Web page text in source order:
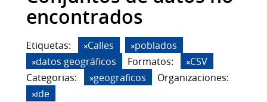
encontrados
Etiquetas: Calles
poblados
datos geográficos
Formatos:
CSV
Categorias:
geograficos
Organizaciones:
ide